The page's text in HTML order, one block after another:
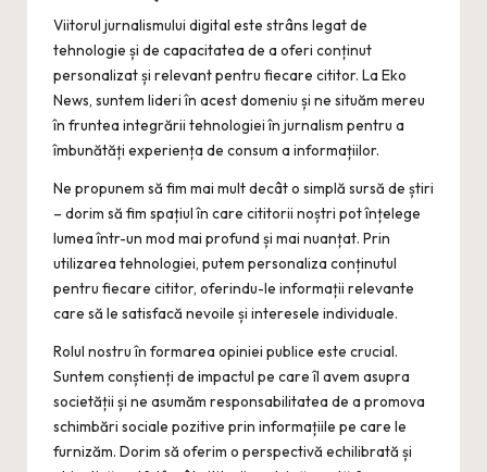
Viitorul jurnalismului digital este strâns legat de
tehnologie și de capacitatea de a oferi conținut
personalizat și relevant pentru fiecare cititor. La Eko
News, suntem lideri în acest domeniu și ne situăm mereu
în fruntea integrării tehnologiei în jurnalism pentru a
îmbunătăți experiența de consum a informațiilor.
Ne propunem să fim mai mult decât o simplă sursă de știri
– dorim să fim spațiul în care cititorii noștri pot înțelege
lumea într-un mod mai profund și mai nuanțat. Prin
utilizarea tehnologiei, putem personaliza conținutul
pentru fiecare cititor, oferindu-le informații relevante
care să le satisfacă nevoile și interesele individuale.
Rolul nostru în formarea opiniei publice este crucial.
Suntem conștienți de impactul pe care îl avem asupra
societății și ne asumăm responsabilitatea de a promova
schimbări sociale pozitive prin informațiile pe care le
furnizăm. Dorim să oferim o perspectivă echilibrată și